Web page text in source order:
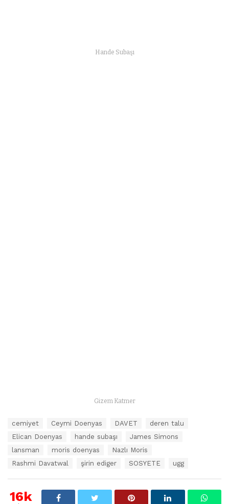
Hande Subaşı
Gizem Katmer
r
cemiyet Ceymi Doenyas DAVET
deren talu
Elican Doenyas
hande subaşı
James Simons
lansman
moris doenyas
Nazlı Moris
Rashmi Davatwal
şirin ediger SOSYETE ugg
16k